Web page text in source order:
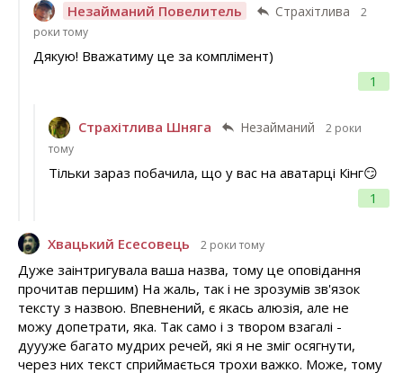
Незайманий Повелитель Страхітлива
2
роки тому
1
Дякую! Вважатиму це за комплімент)
Страхітлива Шняга Незайманий
2 роки
тому
1
Тільки зараз побачила, що у вас на аватарці Кінг😏
Хвацький Есесовець 2 роки тому
Дуже заінтригувала ваша назва, тому це оповідання
прочитав першим) На жаль, так і не зрозумів зв'язок
тексту з назвою. Впевнений, є якась алюзія, але не
можу допетрати, яка. Так само і з твором взагалі -
дуууже багато мудрих речей, які я не зміг осягнути,
через них текст сприймається трохи важко. Може, тому